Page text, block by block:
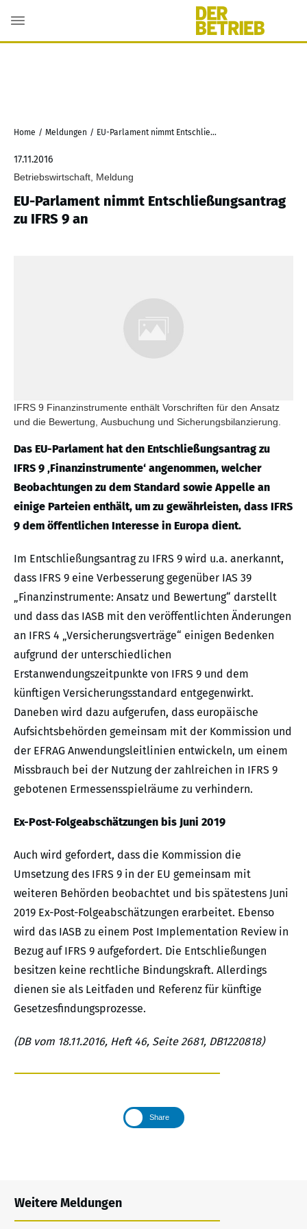
Home / Meldungen / EU-Parlament nimmt Entschließungsantrag zu IFRS 9 an
17.11.2016
Betriebswirtschaft, Meldung
EU-Parlament nimmt Entschließungsantrag
zu IFRS 9 an
IFRS 9 Finanzinstrumente enthält Vorschriften für den Ansatz
und die Bewertung, Ausbuchung und Sicherungsbilanzierung.
Das EU-Parlament hat den Entschließungsantrag zu
IFRS 9 ‚Finanzinstrumente‘ angenommen, welcher
Beobachtungen zu dem Standard sowie Appelle an
einige Parteien enthält, um zu gewährleisten, dass IFRS
9 dem öffentlichen Interesse in Europa dient.
Im Entschließungsantrag zu IFRS 9 wird u.a. anerkannt,
dass IFRS 9 eine Verbesserung gegenüber IAS 39
„Finanzinstrumente: Ansatz und Bewertung“ darstellt
und dass das IASB mit den veröffentlichten Änderungen
an IFRS 4 „Versicherungsverträge“ einigen Bedenken
aufgrund der unterschiedlichen
Erstanwendungszeitpunkte von IFRS 9 und dem
künftigen Versicherungsstandard entgegenwirkt.
Daneben wird dazu aufgerufen, dass europäische
Aufsichtsbehörden gemeinsam mit der Kommission und
der EFRAG Anwendungsleitlinien entwickeln, um einem
Missbrauch bei der Nutzung der zahlreichen in IFRS 9
gebotenen Ermessensspielräume zu verhindern.
Ex-Post-Folgeabschätzungen bis Juni 2019
Auch wird gefordert, dass die Kommission die
Umsetzung des IFRS 9 in der EU gemeinsam mit
weiteren Behörden beobachtet und bis spätestens Juni
2019 Ex-Post-Folgeabschätzungen erarbeitet. Ebenso
wird das IASB zu einem Post Implementation Review in
Bezug auf IFRS 9 aufgefordert. Die Entschließungen
besitzen keine rechtliche Bindungskraft. Allerdings
dienen sie als Leitfaden und Referenz für künftige
Gesetzesfindungsprozesse.
(DB vom 18.11.2016, Heft 46, Seite 2681, DB1220818)
Share
Weitere Meldungen